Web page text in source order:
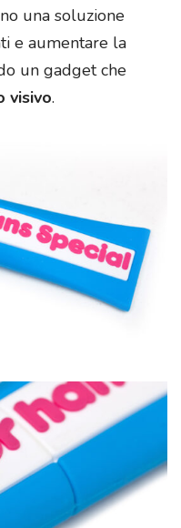
una soluzione
e aumentare la
un gadget che
visivo.